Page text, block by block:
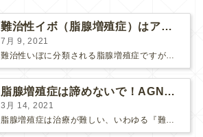
難治性イボ（脂腺増殖症）はアグネスAGNESが効果的です！
7月 9, 2021
脂腺増殖症は諦めないで！AGNESアグネス治療でツルツル肌に！
3月 14, 2021
脂腺増殖症は治療が難しい、いわゆる『難治性イボ』です。 脂腺増殖症でググると、治療法として液体窒素、メスやパンチングによる外科的切除、炭酸ガスレーザーなどが出て来ますが、実際のところ、液体窒...